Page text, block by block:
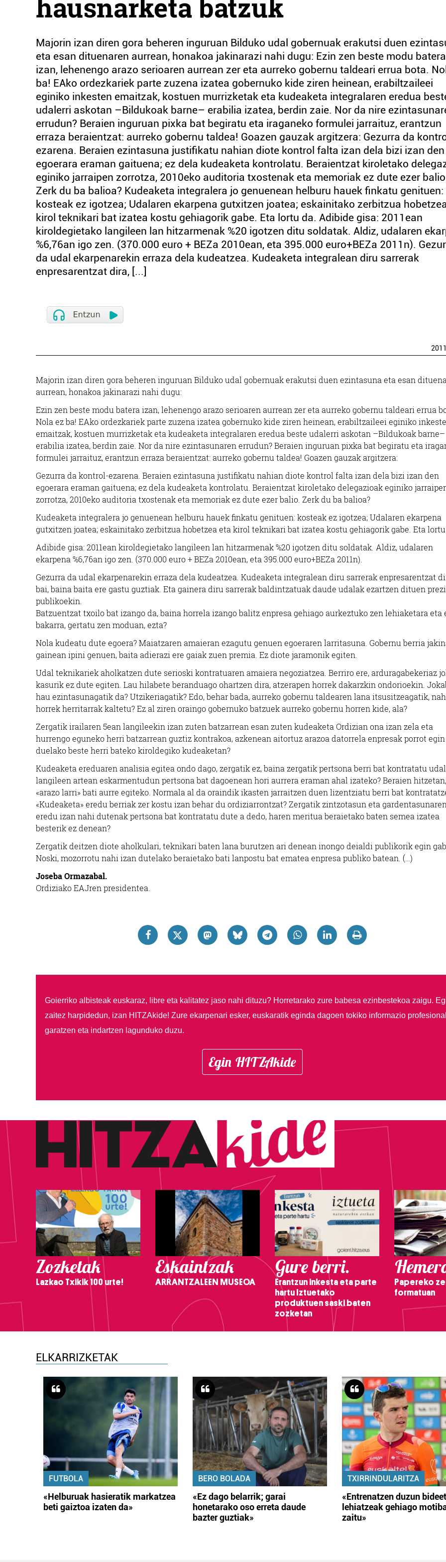
hausnarketa batzuk
Majorin izan diren gora beheren inguruan Bilduko udal gobernuak erakutsi duen
eta esan dituenaren aurrean, honakoa jakinarazi nahi dugu: Ezin zen beste modu batera
izan, lehenengo arazo serioaren aurrean zer eta aurreko gobernu taldeari errua bota.
ba! EAko ordezkariek parte zuzena izatea gobernuko kide ziren heinean, erabiltzaileei
eginiko inkesten emaitzak, kostuen murrizketak eta kudeaketa integralaren eredua
udalerri askotan –Bildukoak barne– erabilia izatea, berdin zaie. Nor da nire
errudun? Beraien inguruan pixka bat begiratu eta iraganeko formulei jarraituz, erantzun
erraza beraientzat: aurreko gobernu taldea! Goazen gauzak argitzera: Gezurra da
ezarena. Beraien ezintasuna justifikatu nahian diote kontrol falta izan dela bizi izan den
egoerara eraman gaituena; ez dela kudeaketa kontrolatu. Beraientzat kiroletako
eginiko jarraipen zorrotza, 2010eko auditoria txostenak eta memoriak ez dute ezer
Zerk du ba balioa? Kudeaketa integralera jo genuenean helburu hauek finkatu genituen:
kosteak ez igotzea; Udalaren ekarpena gutxitzen joatea; eskainitako zerbitzua
kirol teknikari bat izatea kostu gehiagorik gabe. Eta lortu da. Adibide gisa: 2011ean
kiroldegietako langileen lan hitzarmenak %20 igotzen ditu soldatak. Aldiz, udalaren
%6,76an igo zen. (370.000 euro + BEZa 2010ean, eta 395.000 euro+BEZa 2011n).
da udal ekarpenarekin erraza dela kudeatzea. Kudeaketa integralean diru sarrerak
enpresarentzat dira, [...]
2011
Majorin izan diren gora beheren inguruan Bilduko udal gobernuak erakutsi duen ezintasuna eta esan
aurrean, honakoa jakinarazi nahi dugu:
Ezin zen beste modu batera izan, lehenengo arazo serioaren aurrean zer eta aurreko gobernu taldeari errua
Nola ez ba! EAko ordezkariek parte zuzena izatea gobernuko kide ziren heinean, erabiltzaileei eginiko
emaitzak, kostuen murrizketak eta kudeaketa integralaren eredua beste udalerri askotan –Bildukoak barne–
erabilia izatea, berdin zaie. Nor da nire ezintasunaren errudun? Beraien inguruan pixka bat begiratu eta
formulei jarraituz, erantzun erraza beraientzat: aurreko gobernu taldea! Goazen gauzak argitzera:
Gezurra da kontrol-ezarena. Beraien ezintasuna justifikatu nahian diote kontrol falta izan dela bizi izan den
egoerara eraman gaituena; ez dela kudeaketa kontrolatu. Beraientzat kiroletako delegazioak eginiko
zorrotza, 2010eko auditoria txostenak eta memoriak ez dute ezer balio. Zerk du ba balioa?
Kudeaketa integralera jo genuenean helburu hauek finkatu genituen: kosteak ez igotzea; Udalaren ekarpena
gutxitzen joatea; eskainitako zerbitzua hobetzea eta kirol teknikari bat izatea kostu gehiagorik gabe. Eta lortu
Adibide gisa: 2011ean kiroldegietako langileen lan hitzarmenak %20 igotzen ditu soldatak. Aldiz, udalaren
ekarpena %6,76an igo zen. (370.000 euro + BEZa 2010ean, eta 395.000 euro+BEZa 2011n).
Gezurra da udal ekarpenarekin erraza dela kudeatzea. Kudeaketa integralean diru sarrerak enpresarentzat
bai, baina baita ere gastu guztiak. Eta gainera diru sarrerak baldintzatuak daude udalak ezartzen dituen
publikoekin.
Batzuentzat txoilo bat izango da, baina horrela izango balitz enpresa gehiago aurkeztuko zen lehiaketara eta
bakarra, gertatu zen moduan, ezta?
Nola kudeatu dute egoera? Maiatzaren amaieran ezagutu genuen egoeraren larritasuna. Gobernu berria
gainean ipini genuen, baita adierazi ere gaiak zuen premia. Ez diote jaramonik egiten.
Udal teknikariek aholkatzen dute serioski kontratuaren amaiera negoziatzea. Berriro ere, arduragabekeriaz
kasurik ez dute egiten. Lau hilabete beranduago ohartzen dira, atzerapen horrek dakarzkin ondorioekin.
hau ezintasunagatik da? Utzikeriagatik? Edo, behar bada, aurreko gobernu taldearen lana itsusitzeagatik,
horrek herritarrak kaltetu? Ez al ziren oraingo gobernuko batzuek aurreko gobernu horren kide, ala?
Zergatik irailaren 5ean langileekin izan zuten batzarrean esan zuten kudeaketa Ordizian ona izan zela eta
hurrengo eguneko herri batzarrean guztiz kontrakoa, azkenean aitortuz arazoa datorrela enpresak porrot egin
duelako beste herri bateko kiroldegiko kudeaketan?
Kudeaketa ereduaren analisia egitea ondo dago, zergatik ez, baina zergatik pertsona berri bat kontratatu udal
langileen artean eskarmentudun pertsona bat dagoenean hori aurrera eraman ahal izateko? Beraien hitzetan,
«arazo larri» bati aurre egiteko. Normala al da oraindik ikasten jarraitzen duen lizentziatu berri bat
«Kudeaketa» eredu berriak zer kostu izan behar du ordiziarrontzat? Zergatik zintzotasun eta gardentasunaren
eredu izan nahi dutenak pertsona bat kontratatu dute a dedo, haren meritua beraietako baten semea izatea
besterik ez denean?
Zergatik deitzen diote aholkulari, teknikari baten lana burutzen ari denean inongo deialdi publikorik egin
Noski, mozorrotu nahi izan dutelako beraietako bati lanpostu bat ematea enpresa publiko batean. (…)
Joseba Ormazabal.
Ordiziako EAJren presidentea.
Goierriko albisteak euskaraz, libre eta kalitatez jaso nahi dituzu? Horretarako zure babesa ezinbestekoa zaigu.
zaitez harpidedun, izan HITZAkide! Zure ekarpenari esker, euskaratik eginda dagoen tokiko informazio
garatzen eta indartzen lagunduko duzu.
Egin HITZAkide
Zozketak
Lazkao Txikik 100 urte!
Eskaintzak
ARRANTZALEEN MUSEOA
Gure berri.
Erantzun inkesta eta parte
hartu Iztuetako
produktuen saski baten
zozketan
Papereko
formatuan
ELKARRIZKETAK
FUTBOLA
«Helburuak hasieratik markatzea
beti gaiztoa izaten da»
BERO BOLADA
«Ez dago belarrik; garai
honetarako oso erreta daude
bazter guztiak»
TXIRRINDULARITZA
«Entrenatzen duzun
lehiatzeak gehiago
zaitu»